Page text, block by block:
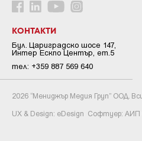
КОНТАКТИ
Бул. Цариградско шосе 147,
Интер Ескпо Център, ет.5
тел: +359 887 569 640
2026 “Мениджър Медия Груп” ООД.
UX & Design: eDesign Софтуер: АИП